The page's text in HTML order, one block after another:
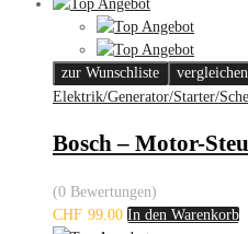
zur Wunschliste
vergleichen
(0 Bewertungen)
CHF 99.00 In den Warenkorb